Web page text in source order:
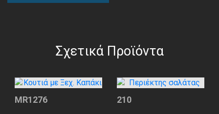
Σχετικά Προϊόντα
MR1276 210